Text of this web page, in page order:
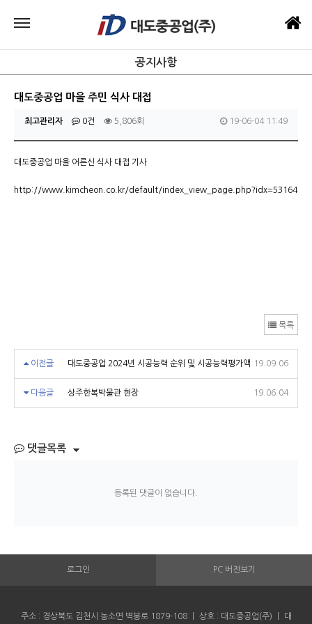
공지사항
대도중공업 마을 주민 식사 대접
최고관리자 0건 5,806회 19-06-04 11:49
대도중공업 마을 어른신 식사 대접 기사
http://www.kimcheon.co.kr/default/index_view_page.php?idx=53164
목록
이전글 대도중공업 2024년 시공능력 순위 및 시공능력평가액 19.09.06
다음글 상주한복박물관 현장 19.06.04
댓글목록
등록된 댓글이 없습니다.
로그인 PC 버전보기
주소 : 경상북도 김천시 농소면 벽봉로 1879-108 ㅣ 상호 : 대도중공업(주) ㅣ 대